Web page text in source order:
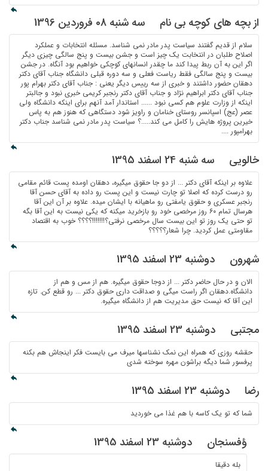
از بچه های کوچه بی نام سه شنبه 08 فروردین 1396
سلام از قدیم گفتند سیاست پدر مادر نمی شناسد. مسئله انتخابات و عملکرد
اصلاح طلبان در انتخابت یک چیز است و جشن بیست و پنج سالگی چیزی دیگر
اگر این به آن ربط پیدا کند ما چقدر انسانهای کوچکی خواهیم بود آنگاه. در جشن
بیست و پنج سالگی فقط ریاست فعلی و سه دوره قبلی دانشگاه جناب آقای دکتر
دهقان حضور داشتند و خبری از سه رییس دیگر یعنی : جناب آقای دکتر بهرام پور
جناب آقای دکتر ابراهیم نژاد و جناب آقای دکتر رنجبر کریمی خبری نبود و جالبتر
اینکه از وزارت علوم هم کسی نبود ...... استاندار آمد آنهم برای اینکه دانشگاه ولی
عصر (عج) اسپانسر روستای خنامان و راویز شود دستگاهی که هنوز هم به پاس
خیرین پروژه هایش را کامل می کند.....؟ سیاست پدر مادر نمی شناسد جناب دکتر
بهرامپور ....
خالویی سه شنبه 24 اسفند 1395
علاوه بر اینکه آقای دکتر ... از دو جا حقوق میگیره، دهقان اومده پست قائم مقامی
رو درست کرده که اصلا تو چارت نیست و این پست رو داده به آقای حسن آقا
رنجبر عسکری و حقوق یامفتی رو ماهیانه با ایشان میده. علاوه بر آن این آقا
هرسال تمام ۶۰ روز مرخصی خود رو بازخرید میکنه که یکی نیست به این آقا بگه
تو حتی یک روز تو این بیست سال مرخصی نرفتی؟!!!!!!!؟؟؟؟ خوب به اقتصاد
مقاومتی عمل کردید. چرا شعار؟؟؟؟؟
شهرون دوشنبه 23 اسفند 1395
الان و در حال حاضر دکتر ... از دوجا حقوق میگیره. هم از مس و هم از
دانشگاه.دهقان اگر راست میگی و صداقت داری حقوق دکتر ... رو قطع کن. تازه
این آقا که نیست حق مدیریت هم از دانشگاه میگیره.
مجتبی دوشنبه 23 اسفند 1395
حقشه روزی که همراه این نمک نشناسها میرف می بایست فکر اینجاش هم بکنه
پرفسور شما دیگه براشون مهره سوخته شدی
رضا دوشنبه 23 اسفند 1395
شما که تو یک کاسه با هم غذا می خوردید
ؤفسنجان دوشنبه 23 اسفند 1395
بله دقیقا